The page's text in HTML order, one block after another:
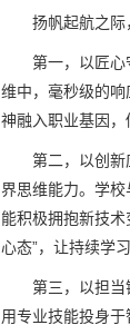
扬帆起航之际
第一，以匠
维中，毫秒级的响
神融入职业基因，
第二，以创
界思维能力。学校
能积极拥抱新技
心态”，让持续学
第三，以担
用专业技能投身